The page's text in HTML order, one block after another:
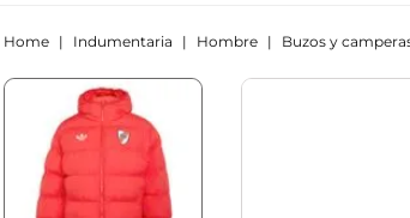
Indumentaria Hombre Buzos y